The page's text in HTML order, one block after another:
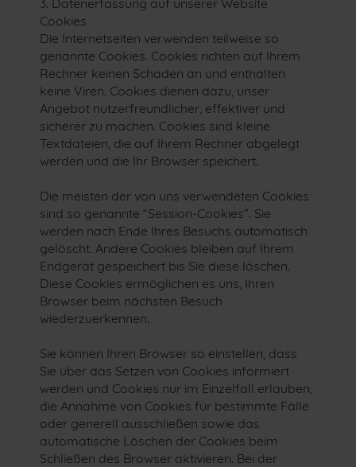
3. Datenerfassung auf unserer Website
Cookies
Die Internetseiten verwenden teilweise so
genannte Cookies. Cookies richten auf Ihrem
Rechner keinen Schaden an und enthalten
keine Viren. Cookies dienen dazu, unser
Angebot nutzerfreundlicher, effektiver und
sicherer zu machen. Cookies sind kleine
Textdateien, die auf Ihrem Rechner abgelegt
werden und die Ihr Browser speichert.
Die meisten der von uns verwendeten Cookies
sind so genannte “Session-Cookies”. Sie
werden nach Ende Ihres Besuchs automatisch
gelöscht. Andere Cookies bleiben auf Ihrem
Endgerät gespeichert bis Sie diese löschen.
Diese Cookies ermöglichen es uns, Ihren
Browser beim nächsten Besuch
wiederzuerkennen.
Sie können Ihren Browser so einstellen, dass
Sie über das Setzen von Cookies informiert
werden und Cookies nur im Einzelfall erlauben,
die Annahme von Cookies für bestimmte Fälle
oder generell ausschließen sowie das
automatische Löschen der Cookies beim
Schließen des Browser aktivieren. Bei der